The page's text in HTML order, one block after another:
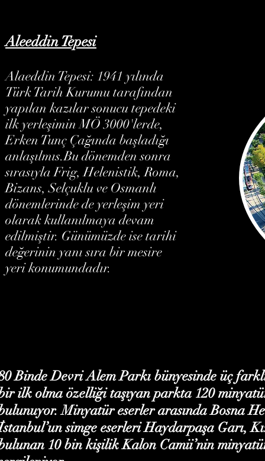
Aleeddin Tepesi
Alaeddin Tepesi: 1941 yılında
Türk Tarih Kurumu tarafından
yapılan kazılar sonucu tepedeki
ilk yerleşimin MÖ 3000'lerde,
Erken Tunç Çağında başladığı
anlaşılmıs.Bu dönemden sonra
sırasıyla Frig, Helenistik, Roma,
Bizans, Selçuklu ve Osmanlı
dönemlerinde de yerleşim yeri
olarak kullanılmaya devam
edilmiştir. Günümüzde ise tarihi
değerinin yanı sıra bir mesire
yeri konumundadır.
Binde Devri Alem Parkı bünyesinde üç
ilk olma özelliği taşıyan parkta 120
Minyatür eserler arasında Bosna
simge eserleri Haydarpaşa Garı,
10 bin kişilik Kalon Camii’nin